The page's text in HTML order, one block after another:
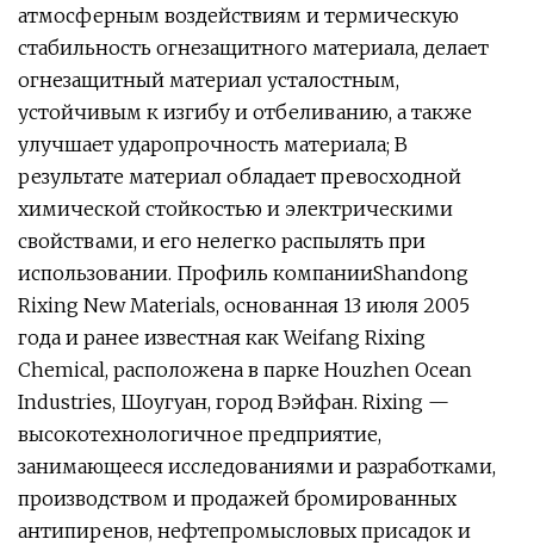
атмосферным воздействиям и термическую
стабильность огнезащитного материала, делает
огнезащитный материал усталостным,
устойчивым к изгибу и отбеливанию, а также
улучшает ударопрочность материала; В
результате материал обладает превосходной
химической стойкостью и электрическими
свойствами, и его нелегко распылять при
использовании. Профиль компанииShandong
Rixing New Materials, основанная 13 июля 2005
года и ранее известная как Weifang Rixing
Chemical, расположена в парке Houzhen Ocean
Industries, Шоугуан, город Вэйфан. Rixing —
высокотехнологичное предприятие,
занимающееся исследованиями и разработками,
производством и продажей бромированных
антипиренов, нефтепромысловых присадок и